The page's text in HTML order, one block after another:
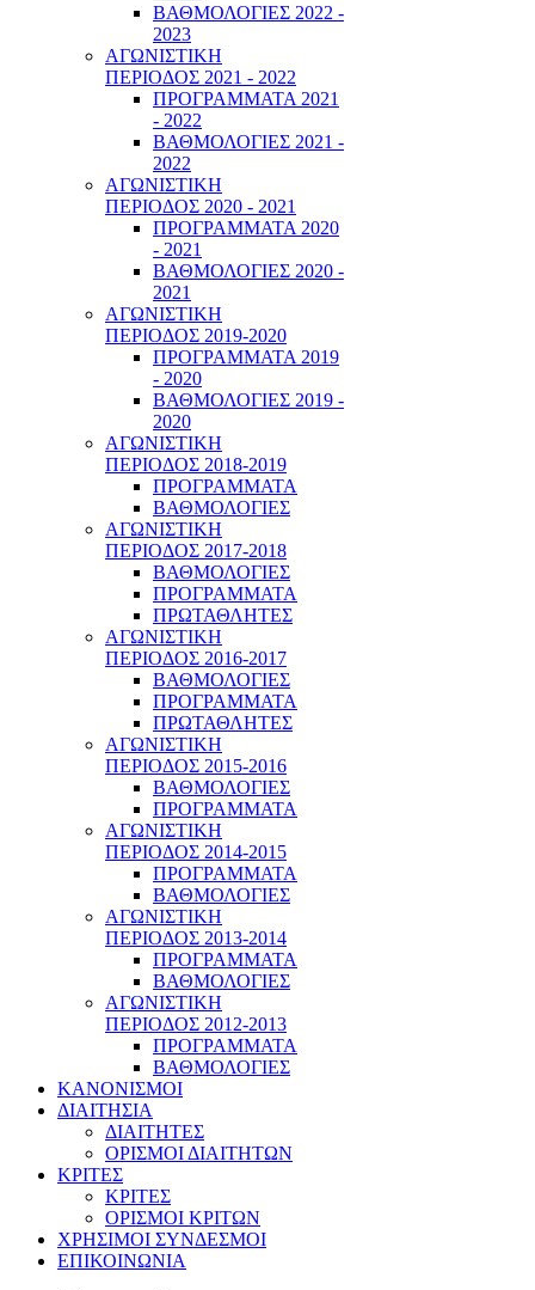
ΒΑΘΜΟΛΟΓΙΕΣ 2022 -
2023
ΑΓΩΝΙΣΤΙΚΗ
ΠΕΡΙΟΔΟΣ 2021 - 2022
ΠΡΟΓΡΑΜΜΑΤΑ 2021
- 2022
ΒΑΘΜΟΛΟΓΙΕΣ 2021 -
2022
ΑΓΩΝΙΣΤΙΚΗ
ΠΕΡΙΟΔΟΣ 2020 - 2021
ΠΡΟΓΡΑΜΜΑΤΑ 2020
- 2021
ΒΑΘΜΟΛΟΓΙΕΣ 2020 -
2021
ΑΓΩΝΙΣΤΙΚΗ
ΠΕΡΙΟΔΟΣ 2019-2020
ΠΡΟΓΡΑΜΜΑΤΑ 2019
- 2020
ΒΑΘΜΟΛΟΓΙΕΣ 2019 -
2020
ΑΓΩΝΙΣΤΙΚΗ
ΠΕΡΙΟΔΟΣ 2018-2019
ΠΡΟΓΡΑΜΜΑΤΑ
ΒΑΘΜΟΛΟΓΙΕΣ
ΑΓΩΝΙΣΤΙΚΗ
ΠΕΡΙΟΔΟΣ 2017-2018
ΒΑΘΜΟΛΟΓΙΕΣ
ΠΡΟΓΡΑΜΜΑΤΑ
ΠΡΩΤΑΘΛΗΤΕΣ
ΑΓΩΝΙΣΤΙΚΗ
ΠΕΡΙΟΔΟΣ 2016-2017
ΒΑΘΜΟΛΟΓΙΕΣ
ΠΡΟΓΡΑΜΜΑΤΑ
ΠΡΩΤΑΘΛΗΤΕΣ
ΑΓΩΝΙΣΤΙΚΗ
ΠΕΡΙΟΔΟΣ 2015-2016
ΒΑΘΜΟΛΟΓΙΕΣ
ΠΡΟΓΡΑΜΜΑΤΑ
ΑΓΩΝΙΣΤΙΚΗ
ΠΕΡΙΟΔΟΣ 2014-2015
ΠΡΟΓΡΑΜΜΑΤΑ
ΒΑΘΜΟΛΟΓΙΕΣ
ΑΓΩΝΙΣΤΙΚΗ
ΠΕΡΙΟΔΟΣ 2013-2014
ΠΡΟΓΡΑΜΜΑΤΑ
ΒΑΘΜΟΛΟΓΙΕΣ
ΑΓΩΝΙΣΤΙΚΗ
ΠΕΡΙΟΔΟΣ 2012-2013
ΠΡΟΓΡΑΜΜΑΤΑ
ΒΑΘΜΟΛΟΓΙΕΣ
ΚΑΝΟΝΙΣΜΟΙ
ΔΙΑΙΤΗΣΙΑ
ΔΙΑΙΤΗΤΕΣ
ΟΡΙΣΜΟΙ ΔΙΑΙΤΗΤΩΝ
ΚΡΙΤΕΣ
ΚΡΙΤΕΣ
ΟΡΙΣΜΟΙ ΚΡΙΤΩΝ
ΧΡΗΣΙΜΟΙ ΣΥΝΔΕΣΜΟΙ
ΕΠΙΚΟΙΝΩΝΙΑ